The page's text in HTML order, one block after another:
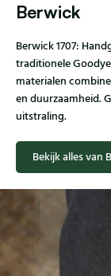
Berwick
Berwick 1707:
traditionele
materialen
en duurzaamheid.
uitstraling.
Bekijk alles van